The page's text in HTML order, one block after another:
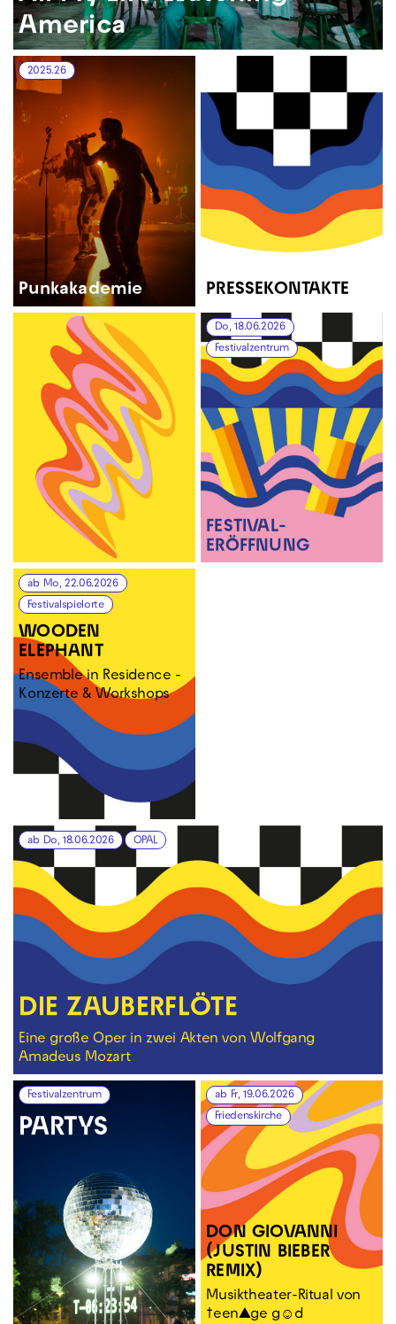
America
2025.26
Punkakademie PRESSEKONTAKTE
Do, 18.06.2026
Festivalzentrum
FESTIVAL­
ERÖFFNUNG
ab Mo, 22.06.2026
Festivalspielorte
WOODEN
ELEPHANT
Ensemble in Residence -
Konzerte & Workshops
ab Do, 18.06.2026 OPAL
DIE ZAUBERFLÖTE
Eine große Oper in zwei Akten von Wolfgang
Amadeus Mozart
Festivalzentrum
PARTYS
ab Fr, 19.06.2026
Friedenskirche
DON GIOVANNI
(JUSTIN BIEBER
REMIX)
Musiktheater-Ritual von
†een▲ge g☺d